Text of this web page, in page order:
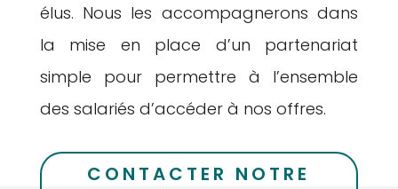
élus. Nous les accompagnerons dans
la mise en place d’un partenariat
simple pour permettre à l’ensemble
des salariés d’accéder à nos offres.
CONTACTER NOTRE